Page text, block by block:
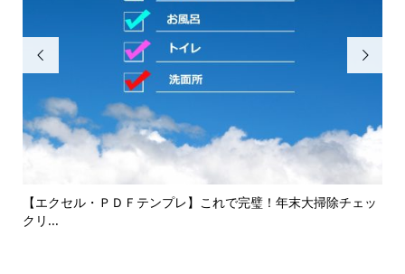

【エクセル・ＰＤＦテンプレ】これで完璧！年末大掃除チェッ
クリ...
